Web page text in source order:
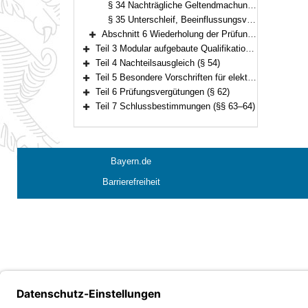
§ 34 Nachträgliche Geltendmachung von Mängeln im Prüfungsverfahren
§ 35 Unterschleif, Beeinflussungsversuch und Ordnungsverstoß
Bereich erweitern
Abschnitt 6 Wiederholung der Prüfung (§§ 36–37)
Bereich erweitern
Teil 3 Modular aufgebaute Qualifikationsprüfung für den Einstieg in der dritten Qualifikationsebene (§§ 38–53)
Bereich erweitern
Teil 4 Nachteilsausgleich (§ 54)
Bereich erweitern
Teil 5 Besondere Vorschriften für elektronische Fernprüfungen (§§ 55–61)
Bereich erweitern
Teil 6 Prüfungsvergütungen (§ 62)
Teil 7 Schlussbestimmungen (§§ 63–64)
Bayern.de
Barrierefreiheit